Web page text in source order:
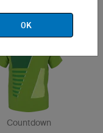
Countdown
OK